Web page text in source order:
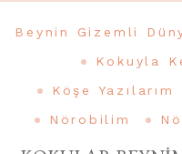
Beynin Gizemli
Kokuyla
Köşe Yazılarım
Nörobilim